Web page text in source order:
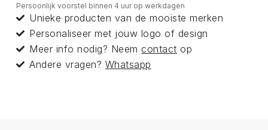
Persoonlijk voorstel binnen 4 uur op werkdagen
Unieke producten van de mooiste merken
Personaliseer met jouw logo of design
Meer info nodig? Neemcontact op
Andere vragen? Whatsapp